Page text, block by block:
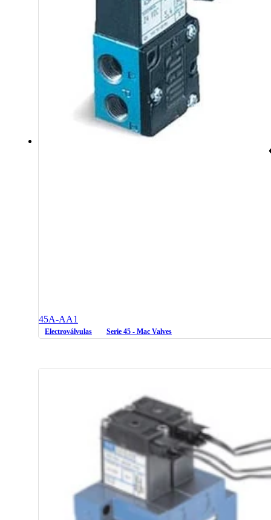
45A-AA1
Electroválvulas Serie 45 - Mac Valves